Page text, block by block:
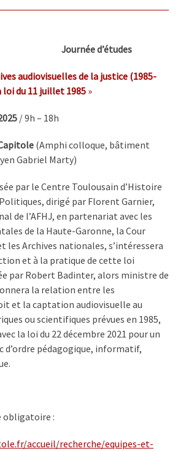
Journée d’études
audiovisuelles de la justice (1985-
loi du 11 juillet 1985 »
/ 9h – 18h
(Amphi colloque, bâtiment
Gabriel Marty)
par le Centre Toulousain d’Histoire
dirigé par Florent Garnier,
de l’AFHJ, en partenariat avec les
de la Haute-Garonne, la Cour
les Archives nationales, s’intéressera
et à la pratique de cette loi
par Robert Badinter, alors ministre de
la relation entre les
et la captation audiovisuelle au
ou scientifiques prévues en 1985,
la loi du 22 décembre 2021 pour un
pédagogique, informatif,
obligatoire :
accueil/recherche/equipes-et-